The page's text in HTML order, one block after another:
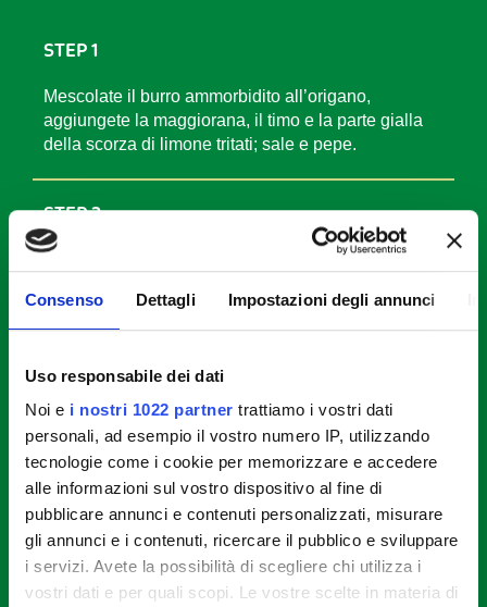
Consenso Dettagli Impostazioni degli annunci
Uso responsabile dei dati
Noi e i nostri 1022 partner trattiamo i vostri dati
personali, ad esempio il vostro numero IP, utilizzando
tecnologie come i cookie per memorizzare e accedere
alle informazioni sul vostro dispositivo al fine di
pubblicare annunci e contenuti personalizzati, misurare
gli annunci e i contenuti, ricercare il pubblico e sviluppare
i servizi. Avete la possibilità di scegliere chi utilizza i
vostri dati e per quali scopi. Le vostre scelte in materia di
STEP 1
Mescolate il burro ammorbidito all’origano,
aggiungete la maggiorana, il timo e la parte gialla
della scorza di limone tritati; sale e pepe.
STEP 2
Aiutandovi con una spatolina, spalmate il burro tra
strato sulla parte esterna del pollo. Legatelo
utilizzando spago da cucina per mantenerlo in
Dividete le patate a pezzetti e fatele scottare 5
minuti in acqua salata in ebollizione.
STEP 4